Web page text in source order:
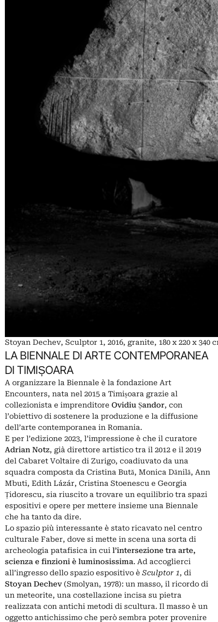
Stoyan Dechev, Sculptor 1, 2016, granite, 180 x 220 x 340
LA BIENNALE DI ARTE CONTEMPORANEA
DI TIMIȘOARA
A organizzare la Biennale è la fondazione Art
Encounters, nata nel 2015 a Timișoara grazie al
collezionista e imprenditore Ovidiu Șandor, con
l’obiettivo di sostenere la produzione e la diffusione
dell’arte contemporanea in Romania.
E per l’edizione 2023, l’impressione è che il curatore
Adrian Notz, già direttore artistico tra il 2012 e il 2019
del Cabaret Voltaire di Zurigo, coadiuvato da una
squadra composta da Cristina Bută, Monica Dănilă, Ann
Mbuti, Edith Lázár, Cristina Stoenescu e Georgia
Țidorescu, sia riuscito a trovare un equilibrio tra spazi
espositivi e opere per mettere insieme una Biennale
che ha tanto da dire.
Lo spazio più interessante è stato ricavato nel centro
culturale Faber, dove si mette in scena una sorta di
archeologia patafisica in cui l’intersezione tra arte,
scienza e finzioni è luminosissima. Ad accoglierci
all’ingresso dello spazio espositivo è Sculptor 1, di
Stoyan Dechev(Smolyan, 1978): un masso, il ricordo di
un meteorite, una costellazione incisa su pietra
realizzata con antichi metodi di scultura. Il masso è un
oggetto antichissimo che però sembra poter provenire